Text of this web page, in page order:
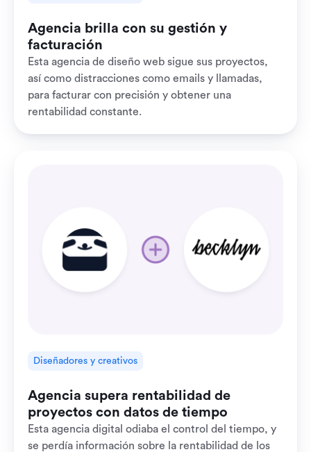
Agencia brilla con su gestión y
facturación
Esta agencia de diseño web sigue sus proyectos,
así como distracciones como emails y llamadas,
para facturar con precisión y obtener una
rentabilidad constante.
Diseñadores y creativos
Agencia supera rentabilidad de
proyectos con datos de tiempo
Esta agencia digital odiaba el control del tiempo, y
se perdía información sobre la rentabilidad de los